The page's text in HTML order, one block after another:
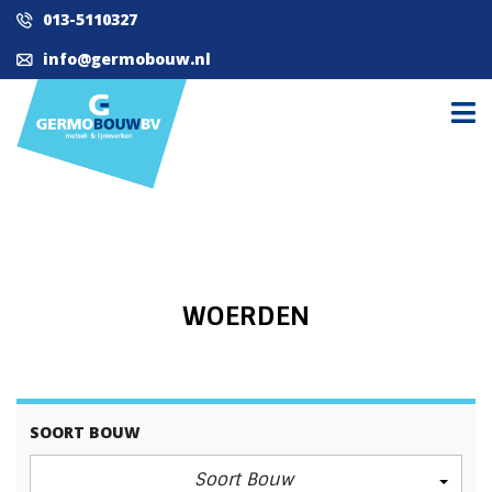
013-5110327
info@germobouw.nl
WOERDEN
SOORT BOUW
Soort Bouw